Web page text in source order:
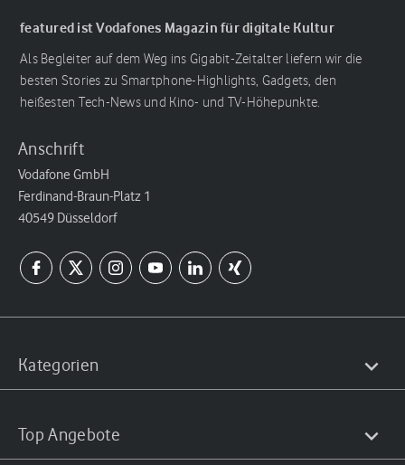
featured ist Vodafones Magazin für digitale Kultur
Als Begleiter auf dem Weg ins Gigabit-Zeitalter liefern wir die
besten Stories zu Smartphone-Highlights, Gadgets, den
heißesten Tech-News und Kino- und TV-Höhepunkte.
Anschrift
Vodafone GmbH
Ferdinand-Braun-Platz 1
40549 Düsseldorf
Kategorien
Top Angebote